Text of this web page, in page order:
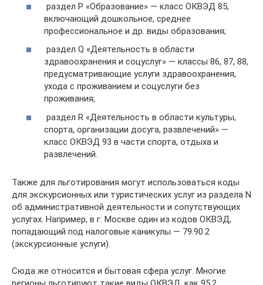
раздел Р «Образование» — класс ОКВЭД 85,
включающий дошкольное, среднее
профессиональное и др. виды образования;
раздел Q «Деятельность в области
здравоохранения и соцуслуг» — классы 86, 87, 88,
предусматривающие услуги здравоохранения,
ухода с проживанием и соцуслуги без
проживания;
раздел R «Деятельность в области культуры,
спорта, организации досуга, развлечений» —
класс ОКВЭД 93 в части спорта, отдыха и
развлечений.
Также для льготирования могут использоваться коды
для экскурсионных или туристических услуг из раздела N
об административной деятельности и сопутствующих
услугах. Например, в г. Москве один из кодов ОКВЭД,
попадающий под налоговые каникулы — 79.90.2
(экскурсионные услуги).
Сюда же относится и бытовая сфера услуг. Многие